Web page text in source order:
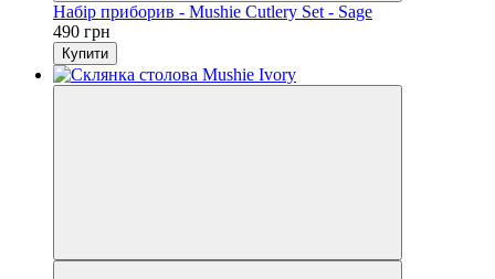
Набір приборив - Mushie Cutlery Set - Sage
490 грн
Купити